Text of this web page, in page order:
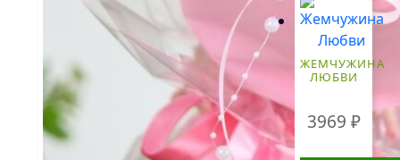
ЖЕМЧУЖИНА
ЛЮБВИ
3969 ₽